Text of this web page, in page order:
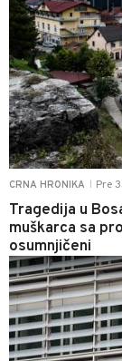
CRNA HRONIKA Pre
Tragedija u
muškarca sa
osumnjičeni